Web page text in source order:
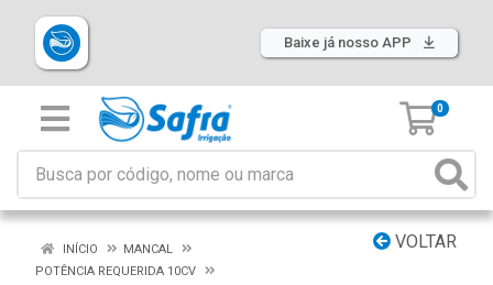
Baixe já nosso APP
0
VOLTAR
INÍCIO
MANCAL
POTÊNCIA REQUERIDA 10CV